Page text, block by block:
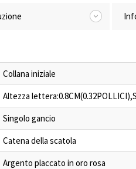
Collana iniziale
Altezza
Singolo gancio
Catena della scatola
Argento placcato in oro rosa